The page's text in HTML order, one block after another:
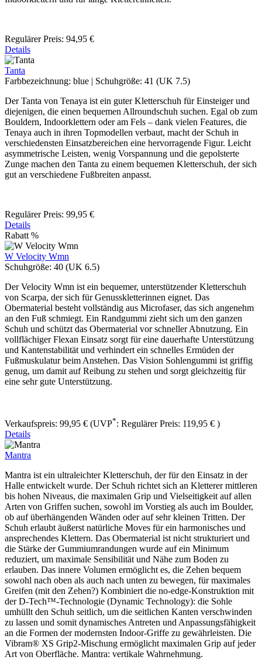
Regulärer Preis: 94,95 €
Details
Tanta
Farbbezeichnung: blue | Schuhgröße: 41 (UK 7.5)
Der Tanta von Tenaya ist ein guter Kletterschuh für Einsteiger und
diejenigen, die einen bequemen Allroundschuh suchen. Egal ob zum
Bouldern, Indoorklettern oder am Fels – dank vielen Features, die
Tenaya auch in ihren Topmodellen verbaut, macht der Schuh in
verschiedensten Einsatzbereichen eine hervorragende Figur. Leicht
asymmetrische Leisten, wenig Vorspannung und die gepolsterte
Zunge machen den Tanta zu einem bequemen Kletterschuh, der sich
gut an verschiedene Fußbreiten anpasst.
Regulärer Preis: 99,95 €
Details
Rabatt %
W Velocity Wmn
Schuhgröße: 40 (UK 6.5)
Der Velocity Wmn ist ein bequemer, unterstützender Kletterschuh
von Scarpa, der sich für Genusskletterinnen eignet. Das
Obermaterial besteht vollständig aus Microfaser, das sich angenehm
an den Fuß schmiegt. Ein Randgummi zieht sich um den ganzen
Schuh und schützt das Obermaterial vor schneller Abnutzung. Ein
vollflächiger Flexan Einsatz sorgt für eine dauerhafte Unterstützung
und Kantenstabilität und verhindert ein schnelles Ermüden der
Fußmuskulatur beim Anstehen. Das Vision Sohlengummi ist griffig
genug, um damit auf Reibung zu stehen und sorgt gleichzeitig für
eine sehr gute Unterstützung.
Verkaufspreis: 99,95 € (UVP*: Regulärer Preis: 119,95 € )
Details
Mantra
Mantra ist ein ultraleichter Kletterschuh, der für den Einsatz in der
Halle entwickelt wurde. Der Schuh richtet sich an Kletterer mittleren
bis hohen Niveaus, die maximalen Grip und Vielseitigkeit auf allen
Arten von Griffen suchen, sowohl im Vorstieg als auch im Boulder,
ob auf überhängenden Wänden oder auf sehr kleinen Tritten. Der
Schuh erlaubt äußerst natürliche Moves für ein harmonisches und
ansprechendes Klettern. Das Obermaterial ist nicht strukturiert und
die Stärke der Gummiumrandungen wurde auf ein Minimum
reduziert, um maximale Sensibilität und Nähe zum Boden zu
erlauben. Das innere Volumen ermöglicht es, die Zehen bequem
sowohl nach oben als auch nach unten zu bewegen, für maximales
Greifen (mit den Zehen?) Kombiniert die no-edge-Konstruktion mit
der D-Tech™-Technologie (Dynamic Technology): die Sohle
umhüllt den Schuh seitlich, um die seitlichen Kanten verschwinden
zu lassen und somit dynamisches Antreten und Anpassungsfähigkeit
an die Formen der modernsten Indoor-Griffe zu gewährleisten. Die
Vibram® XS Grip2-Mischung ermöglicht maximalen Grip auf jeder
Art von Oberfläche. Mantra: vertikale Wahrnehmung.